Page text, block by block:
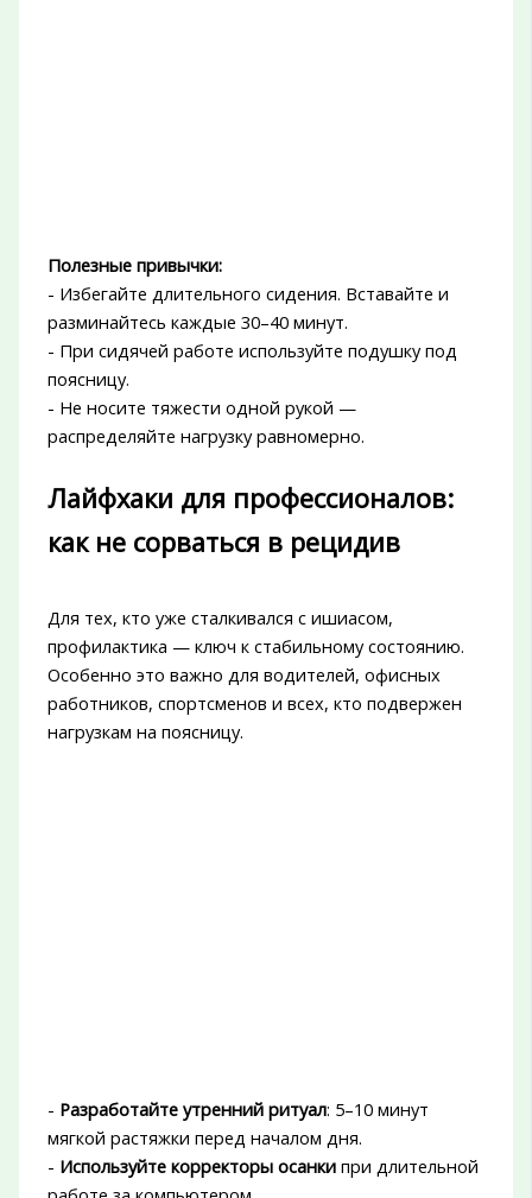
Полезные привычки:
- Избегайте длительного сидения. Вставайте и
разминайтесь каждые 30–40 минут.
- При сидячей работе используйте подушку под
поясницу.
- Не носите тяжести одной рукой —
распределяйте нагрузку равномерно.
Лайфхаки для профессионалов:
как не сорваться в рецидив
Для тех, кто уже сталкивался с ишиасом,
профилактика — ключ к стабильному состоянию.
Особенно это важно для водителей, офисных
работников, спортсменов и всех, кто подвержен
нагрузкам на поясницу.
- Разработайте утренний ритуал: 5–10 минут
мягкой растяжки перед началом дня.
- Используйте корректоры осанкипри длительной